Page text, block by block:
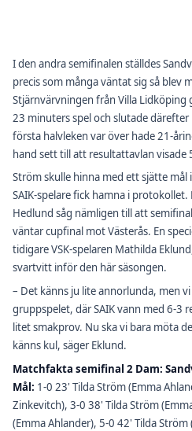
I den andra semifinalen ställdes
precis som många väntat sig så blev
Stjärnvärvningen från Villa
23 minuters spel och slutade
första halvleken var över hade 21-
hand sett till att resultattavlan visade
Ström skulle hinna med ett sjätte mål
SAIK-spelare fick hamna i
Hedlund såg nämligen till att
väntar cupfinal mot Västerås. En
tidigare VSK-spelaren Mathilda
svartvitt inför den här säsongen.
– Det känns ju lite annorlunda, men
gruppspelet, där SAIK vann med 6-3
litet smakprov. Nu ska vi bara möta
känns kul, säger Eklund.
Matchfakta semifinal 2 Dam:
Mål: 1-0 23' Tilda Ström (Emma
Zinkevitch), 3-0 38' Tilda Ström
(Emma Ahlander), 5-0 42' Tilda